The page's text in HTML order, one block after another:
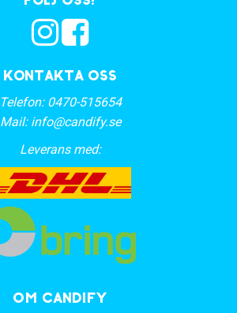
Kontakta oss
Telefon: 0470-515654
Mail: info@candify.se
Leverans med:
OM CANDIFY